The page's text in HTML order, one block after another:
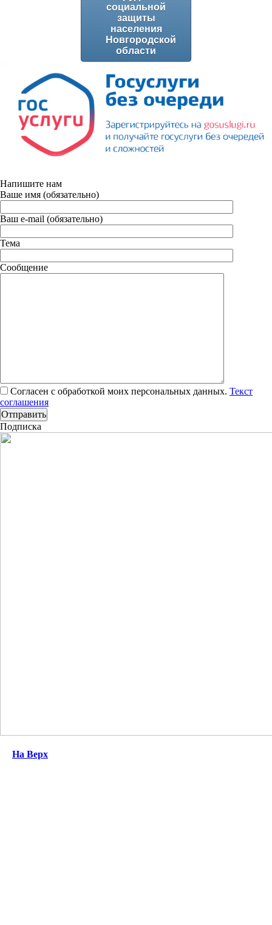
социальной
защиты
населения
Новгородской
области
Напишите нам
Ваше имя (обязательно)
Ваш e-mail (обязательно)
Тема
Сообщение
Согласен с обработкой моих персональных данных. Текст
соглашения
Подписка
На Верх